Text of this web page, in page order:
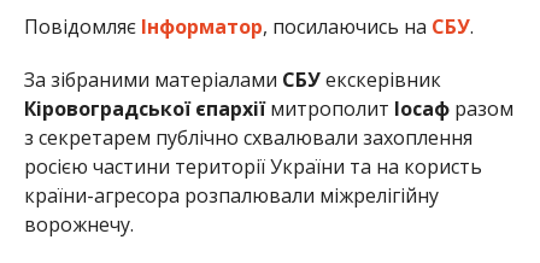
Повідомляє Інформатор, посилаючись на СБУ.
За зібраними матеріалами СБУекскерівник
Кіровоградської єпархіїмитрополит Іосафразом
з секретарем публічно схвалювали захоплення
росією частини території України та на користь
країни-агресора розпалювали міжрелігійну
ворожнечу.